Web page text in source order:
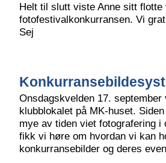
Helt til slutt viste Anne sitt flotte
fotofestivalkonkurransen. Vi
Sej
Onsdagskvelden 17.
klubblokalet på MK-huset.
mye av tiden viet fotografering
fikk vi høre om hvordan vi kan
konkurransebilder og deres